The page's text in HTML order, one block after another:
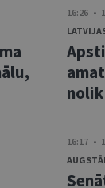
16:26 •
16:17 •